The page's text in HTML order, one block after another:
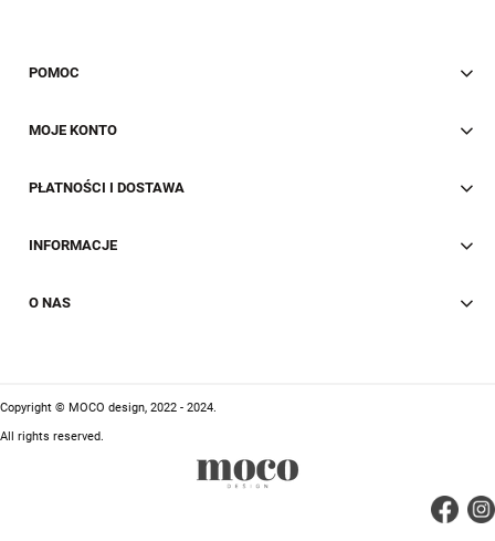
POMOC
MOJE KONTO
PŁATNOŚCI I DOSTAWA
INFORMACJE
O NAS
Copyright © MOCO design, 2022 - 2024.
All rights reserved.